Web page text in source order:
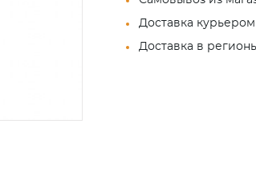
Доставка
Доставка в